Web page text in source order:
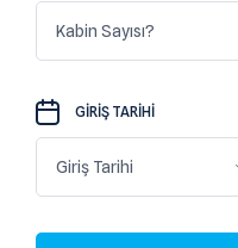
Kabin Sayısı?
GIRIŞ TARIHI